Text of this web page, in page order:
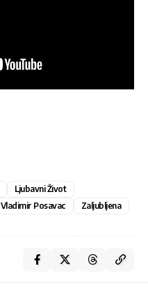
Ljubavni Život
Vladimir Posavac Zaljubljena